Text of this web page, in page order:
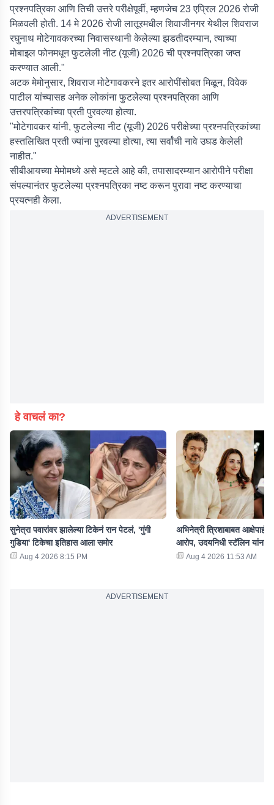
प्रश्नपत्रिका आणि तिची उत्तरे परीक्षेपूर्वी, म्हणजेच 23 एप्रिल 2026 रोजी
मिळवली होती. 14 मे 2026 रोजी लातूरमधील शिवाजीनगर येथील शिवराज
रघुनाथ मोटेगावकरच्या निवासस्थानी केलेल्या झडतीदरम्यान, त्याच्या
मोबाइल फोनमधून फुटलेली नीट (यूजी) 2026 ची प्रश्नपत्रिका जप्त
करण्यात आली."
अटक मेमोनुसार, शिवराज मोटेगावकरने इतर आरोपींसोबत मिळून, विवेक
पाटील यांच्यासह अनेक लोकांना फुटलेल्या प्रश्नपत्रिका आणि
उत्तरपत्रिकांच्या प्रती पुरवल्या होत्या.
"मोटेगावकर यांनी, फुटलेल्या नीट (यूजी) 2026 परीक्षेच्या प्रश्नपत्रिकांच्या
हस्तलिखित प्रती ज्यांना पुरवल्या होत्या, त्या सर्वांची नावे उघड केलेली
नाहीत."
सीबीआयच्या मेमोमध्ये असे म्हटले आहे की, तपासादरम्यान आरोपीने परीक्षा
संपल्यानंतर फुटलेल्या प्रश्नपत्रिका नष्ट करून पुरावा नष्ट करण्याचा
प्रयत्नही केला.
ADVERTISEMENT
हे वाचलं का?
सुनेत्रा पवारांवर झालेल्या टिकेनं रान पेटलं, 'गुंगी
गुडिया' टिकेचा इतिहास आला समोर
Aug 4 2026 8:15 PM
अभिनेत्री त्रिशाबाबत आक्षेपार्ह
आरोप, उदयनिधी स्टॅलिन यांना
Aug 4 2026 11:53 AM
ADVERTISEMENT